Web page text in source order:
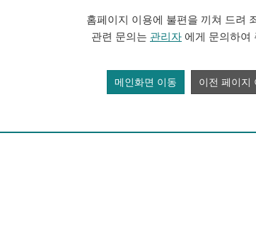
홈페이지 이용에 불편을 끼쳐 드려
관련 문의는 관리자 에게 문의하여
메인화면 이동 이전 페이지